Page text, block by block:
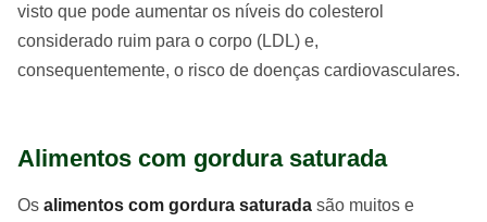
visto que pode aumentar os níveis do colesterol
considerado ruim para o corpo (LDL) e,
consequentemente, o risco de doenças cardiovasculares.
Alimentos com gordura saturada
Os alimentos com gordura saturada são muitos e